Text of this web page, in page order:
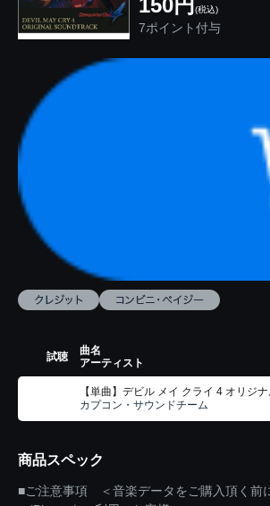
150円 (税込)
7ポイント付与
試聴
曲名
アーティスト
【単曲】デビル メイ クライ 4 オリジ
カプコン・サウンドチーム
商品スペック
■ご注意事項 ＜音楽データをご購入頂く前